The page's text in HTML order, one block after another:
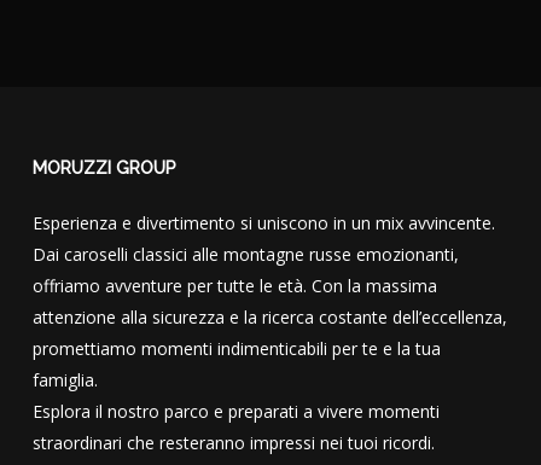
MORUZZI GROUP
Esperienza e divertimento si uniscono in un mix avvincente.
Dai caroselli classici alle montagne russe emozionanti,
offriamo avventure per tutte le età. Con la massima
attenzione alla sicurezza e la ricerca costante dell’eccellenza,
promettiamo momenti indimenticabili per te e la tua
famiglia.
Esplora il nostro parco e preparati a vivere momenti
straordinari che resteranno impressi nei tuoi ricordi.